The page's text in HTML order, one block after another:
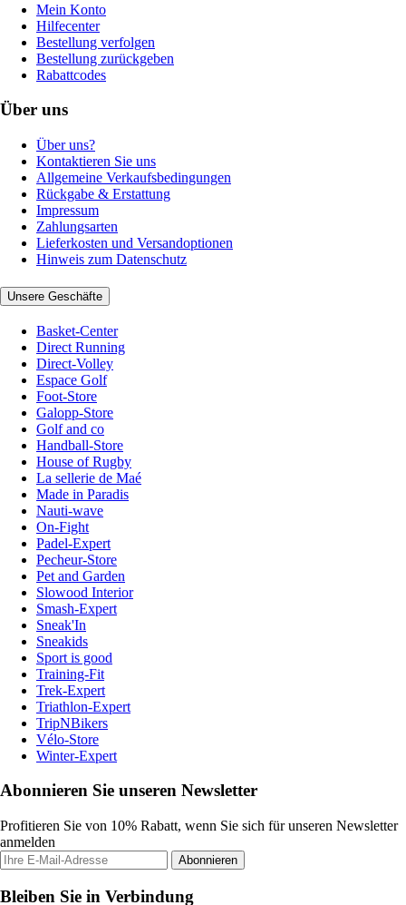
Mein Konto
Hilfecenter
Bestellung verfolgen
Bestellung zurückgeben
Rabattcodes
Über uns
Über uns?
Kontaktieren Sie uns
Allgemeine Verkaufsbedingungen
Rückgabe & Erstattung
Impressum
Zahlungsarten
Lieferkosten und Versandoptionen
Hinweis zum Datenschutz
Unsere Geschäfte
Basket-Center
Direct Running
Direct-Volley
Espace Golf
Foot-Store
Galopp-Store
Golf and co
Handball-Store
House of Rugby
La sellerie de Maé
Made in Paradis
Nauti-wave
On-Fight
Padel-Expert
Pecheur-Store
Pet and Garden
Slowood Interior
Smash-Expert
Sneak'In
Sneakids
Sport is good
Training-Fit
Trek-Expert
Triathlon-Expert
TripNBikers
Vélo-Store
Winter-Expert
Abonnieren Sie unseren Newsletter
Profitieren Sie von 10% Rabatt, wenn Sie sich für unseren Newsletter
anmelden
Abonnieren
Bleiben Sie in Verbindung